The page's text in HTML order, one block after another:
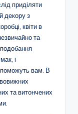
приділяти
декору з
квіти в
та
і
вам. В
та витончених